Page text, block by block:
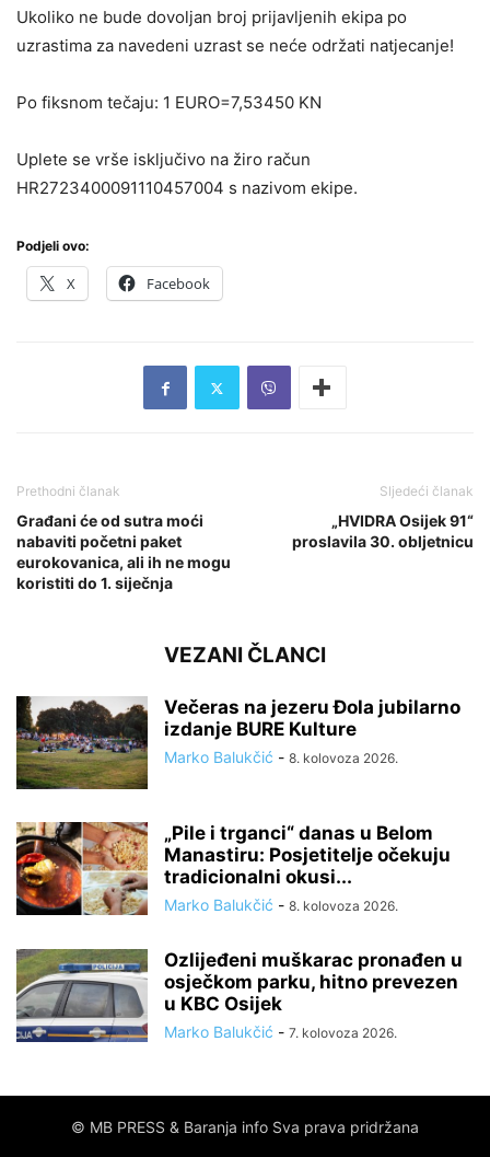
Ukoliko ne bude dovoljan broj prijavljenih ekipa po
uzrastima za navedeni uzrast se neće održati natjecanje!
Po fiksnom tečaju: 1 EURO=7,53450 KN
Uplete se vrše isključivo na žiro račun
HR2723400091110457004 s nazivom ekipe.
Podjeli ovo:
X Facebook
Prethodni članak
Građani će od sutra moći
nabaviti početni paket
eurokovanica, ali ih ne mogu
koristiti do 1. siječnja
Sljedeći članak
„HVIDRA Osijek 91“
proslavila 30. obljetnicu
VEZANI ČLANCI
Večeras na jezeru Đola jubilarno
izdanje BURE Kulture
Marko Balukčić - 8. kolovoza 2026.
„Pile i trganci“ danas u Belom
Manastiru: Posjetitelje očekuju
tradicionalni okusi...
Marko Balukčić - 8. kolovoza 2026.
Ozlijeđeni muškarac pronađen u
osječkom parku, hitno prevezen
u KBC Osijek
Marko Balukčić - 7. kolovoza 2026.
© MB PRESS & Baranja info Sva prava pridržana